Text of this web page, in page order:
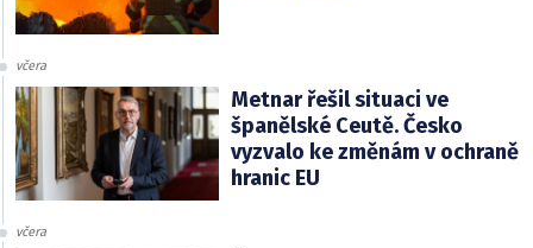
včera
Metnar řešil situaci ve
španělské Ceutě. Česko
vyzvalo ke změnám v ochraně
hranic EU
včera